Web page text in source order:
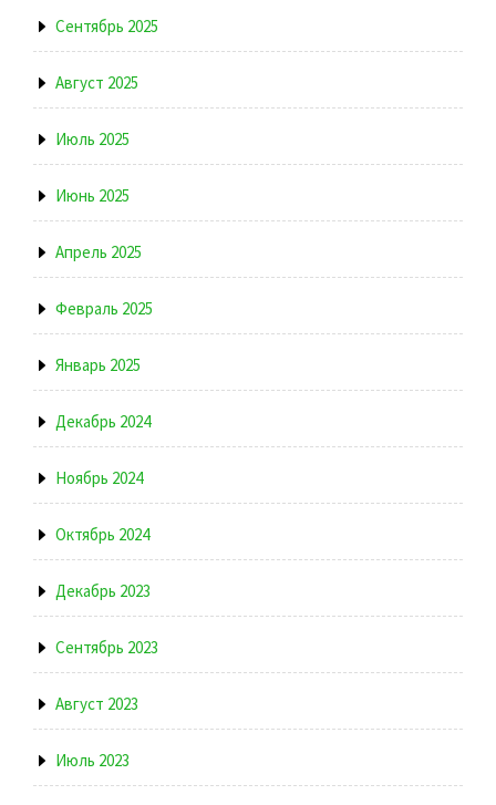
Сентябрь 2025
Август 2025
Июль 2025
Июнь 2025
Апрель 2025
Февраль 2025
Январь 2025
Декабрь 2024
Ноябрь 2024
Октябрь 2024
Декабрь 2023
Сентябрь 2023
Август 2023
Июль 2023